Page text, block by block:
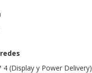
(Display y Power Delivery)